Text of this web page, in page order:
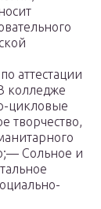
аттестации
колледже
цикловые
творчество,
Сольное и